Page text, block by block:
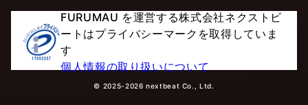
FURUMAU を運営する株式会社ネクストビ
ートはプライバシーマークを取得していま
す
個人情報の取り扱いについて
© 2025-2026 nextbeat Co., Ltd.